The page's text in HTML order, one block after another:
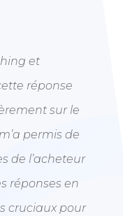
et
réponse
sur le
permis de
de l’acheteur
réponses en
cruciaux pour